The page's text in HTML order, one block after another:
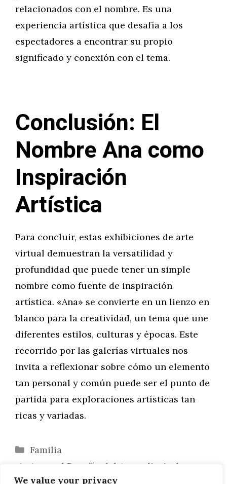
We value your privacy
relacionados con el nombre. Es una
experiencia artística que desafía a los
espectadores a encontrar su propio
significado y conexión con el tema.
Conclusión: El
Nombre Ana como
Inspiración
Artística
Para concluir, estas exhibiciones de arte
virtual demuestran la versatilidad y
profundidad que puede tener un simple
nombre como fuente de inspiración
artística. «Ana» se convierte en un lienzo en
blanco para la creatividad, un tema que une
diferentes estilos, culturas y épocas. Este
recorrido por las galerías virtuales nos
invita a reflexionar sobre cómo un elemento
tan personal y común puede ser el punto de
partida para exploraciones artísticas tan
ricas y variadas.
Categorías
Familia
Ana y el Desafío del Aprendizaje de